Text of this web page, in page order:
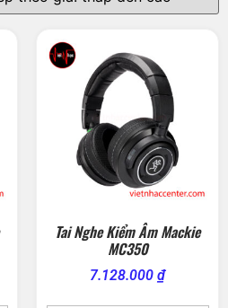
Tai Nghe Kiểm Âm Mackie
MC350
7.128.000 ₫